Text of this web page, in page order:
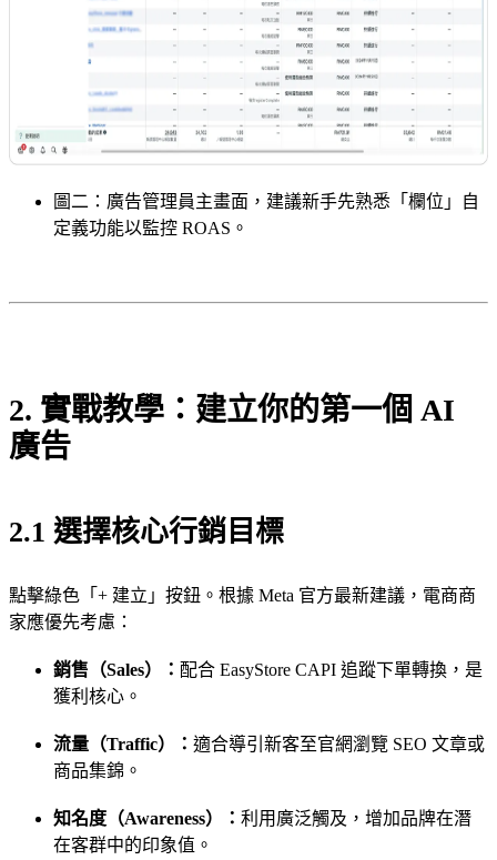
圖二：廣告管理員主畫面，建議新手先熟悉「欄位」自
定義功能以監控 ROAS。
2. 實戰教學：建立你的第一個 AI
廣告
2.1 選擇核心行銷目標
點擊綠色「+ 建立」按鈕。根據 Meta 官方最新建議，電商商
家應優先考慮：
銷售（Sales）： 配合 EasyStore CAPI 追蹤下單轉換，是
獲利核心。
流量（Traffic）： 適合導引新客至官網瀏覽 SEO 文章或
商品集錦。
知名度（Awareness）： 利用廣泛觸及，增加品牌在潛
在客群中的印象值。